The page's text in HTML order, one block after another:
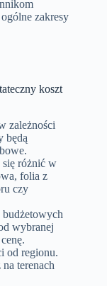
zakresy
koszt
zależności
będą
się różnić w
folia z
czy
wybranej
od regionu.
terenach